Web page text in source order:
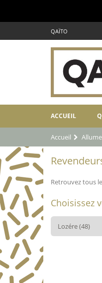
QAÏTO
ACCUEIL
Accueil
Retrouvez tous
Choisissez